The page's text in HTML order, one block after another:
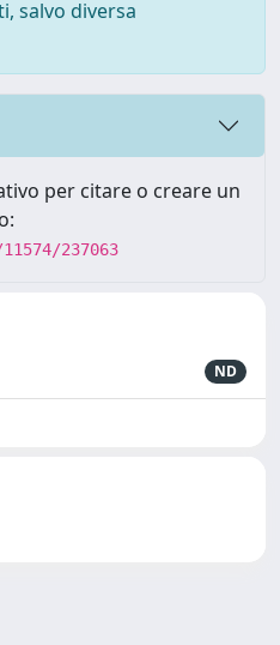
salvo diversa
per citare o creare un
237063
ND